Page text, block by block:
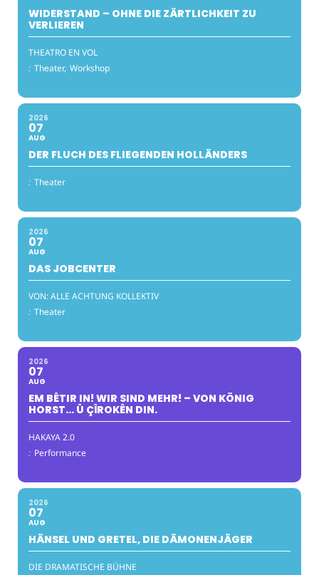
WIDERSTAND – OHNE DIE ZÄRTLICHKEIT ZU
VERLIEREN
THEATRO EN VOL
: Theater, Workshop
2026
07
AUG
DER FLUCH DES FLIEGENDEN HOLLÄNDERS
: Theater
2026
07
AUG
DAS JOBCENTER
VON: ALLE ACHTUNG KOLLEKTIV
: Theater
2026
07
AUG
EM BÊTIR IN! WIR SIND MEHR! – VON KÖNIG
HORST… Û ÇÎROKÊN DIN.
HAKAYA 2.0
: Performance
2026
07
AUG
HÄNSEL UND GRETEL, DIE DÄMONENJÄGER
DIE DRAMATISCHE BÜHNE